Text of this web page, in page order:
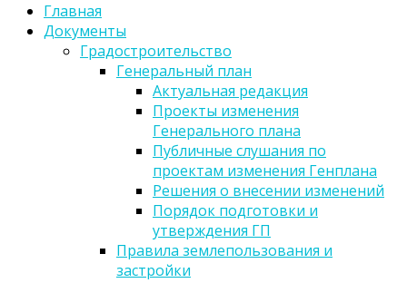
Главная
Документы
Градостроительство
Генеральный план
Актуальная редакция
Проекты изменения
Генерального плана
Публичные слушания по
проектам изменения Генплана
Решения о внесении изменений
Порядок подготовки и
утверждения ГП
Правила землепользования и
застройки